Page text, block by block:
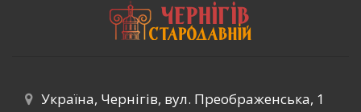
Україна, Чернігів, вул. Преображенська, 1